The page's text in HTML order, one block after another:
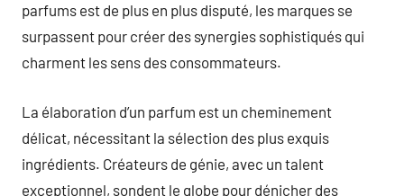
parfums est de plus en plus disputé, les marques se
surpassent pour créer des synergies sophistiqués qui
charment les sens des consommateurs.
La élaboration d’un parfum est un cheminement
délicat, nécessitant la sélection des plus exquis
ingrédients. Créateurs de génie, avec un talent
exceptionnel, sondent le globe pour dénicher des